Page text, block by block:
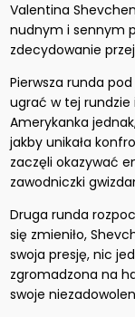
Valentina
nudnym i sennym
zdecydowanie
Pierwsza runda
ugrać w tej rundzie
Amerykanka
jakby unikała
zaczęli okazywać
zawodniczki
Druga runda
się zmieniło,
swoja presję, nic
zgromadzona na
swoje